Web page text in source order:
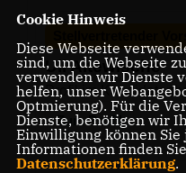
Uli Altewische
Profil im
Zum Profil
Cookie Hinweis
Diese Webseite
sind, um die Webseite
verwenden wir Dienste
helfen, unser
Optmierung). Für die
Dienste, benötigen wir
Einwilligung können
Informationen finden
Datenschutzerklärung.